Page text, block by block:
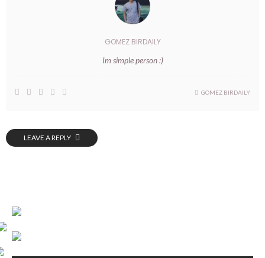
GOMEZ BIRDAILY
Im simple person :)
GOMEZ BIRDAILY
LEAVE A REPLY